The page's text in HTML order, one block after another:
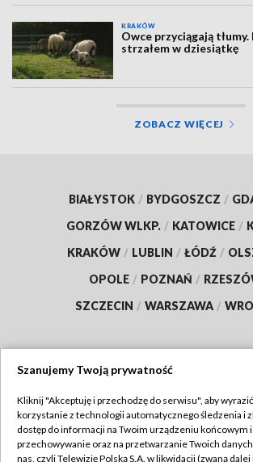
KRAKÓW
Owce przyciągają tłumy.
strzałem w dziesiątkę
ZOBACZ WIĘCEJ
BIAŁYSTOK / BYDGOSZCZ /
GORZÓW WLKP. / KATOWICE /
KRAKÓW / LUBLIN / ŁÓDŹ /
OPOLE / POZNAŃ /
SZCZECIN / WARSZAWA /
TVP
Abonament TVP
Regulamin TVP
Szanujemy Twoją prywatność
Kliknij "Akceptuję i przechodzę do serwisu", aby
korzystanie z technologii automatycznego śledzenia i
dostęp do informacji na Twoim urządzeniu końcowym i
przechowywanie oraz na przetwarzanie Twoich
nas, czyli Telewizję Polską S.A. w likwidacji (zwaną dalej